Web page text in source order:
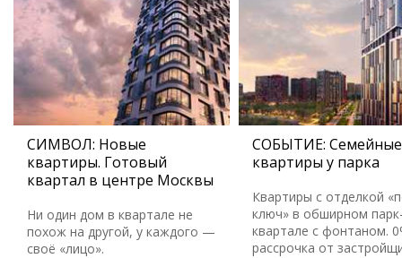
СИМВОЛ: Новые
квартиры. Готовый
квартал в центре Москвы
Ни один дом в квартале не
похож на другой, у каждого —
своё «лицо».
СОБЫТИЕ: Семейные
квартиры у парка
Квартиры с отделкой
ключ» в обширном
квартале с фонтаном.
рассрочка от